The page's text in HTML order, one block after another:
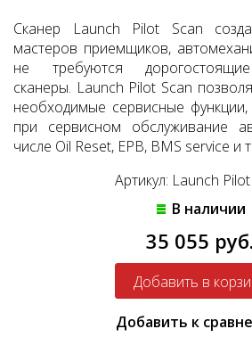
Сканер Launch Pilot Scan
мастеров приемщиков,
не требуются дорогостоящие
сканеры. Launch Pilot Scan
необходимые сервисные
при сервисном обслуживание
числе Oil Reset, EPB, BMS service и
Артикул: Launch
В наличии
35 055 руб.
Добавить к